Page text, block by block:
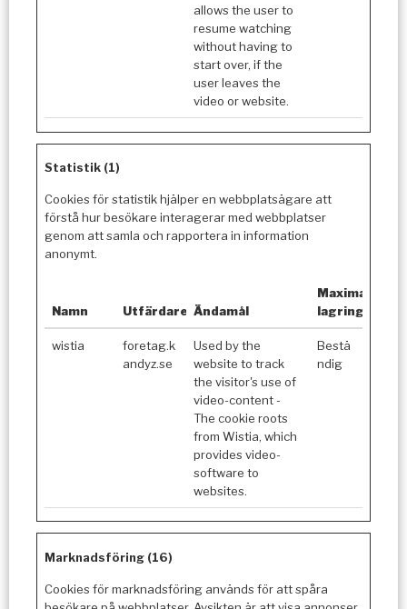
allows the user to
resume watching
without having to
start over, if the
user leaves the
video or website.
Statistik (1)
Cookies för statistik hjälper en webbplatsägare att
förstå hur besökare interagerar med webbplatser
genom att samla och rapportera in information
anonymt.
Namn Utfärdare Ändamål
Maximal
lagringstid
wistia
foretag.k
andyz.se
Used by the
website to track
the visitor's use of
video-content -
The cookie roots
from Wistia, which
provides video-
software to
websites.
Bestä
ndig
Marknadsföring (16)
Cookies för marknadsföring används för att spåra